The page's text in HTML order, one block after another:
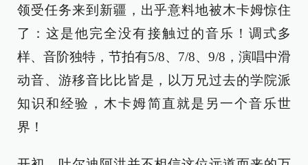
领受任务来到新疆，出乎意料地被木卡姆惊住
了：这是他完全没有接触过的音乐！调式多
样、音阶独特，节拍有5/8、7/8、9/8，演唱中滑
动音、游移音比比皆是，以万兄过去的学院派
知识和经验，木卡姆简直就是另一个音乐世
界！